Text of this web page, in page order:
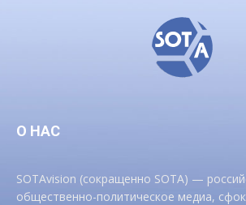
О НАС
SOTAvision (сокращенно SOTA) —
общественно-политическое медиа,